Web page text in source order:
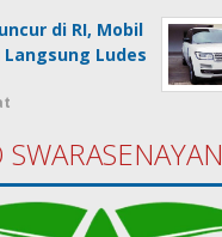
di RI, Mobil
Langsung Ludes